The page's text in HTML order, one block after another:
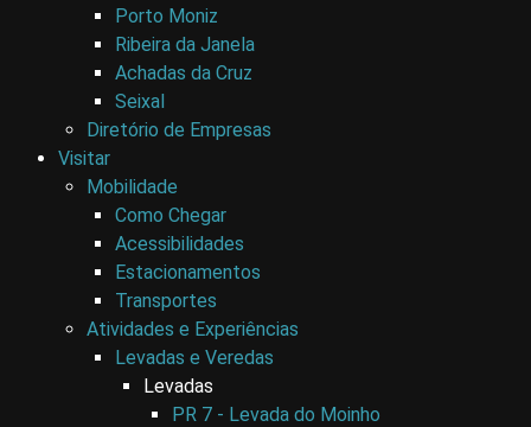
Porto Moniz
Ribeira da Janela
Achadas da Cruz
Seixal
Diretório de Empresas
Visitar
Mobilidade
Como Chegar
Acessibilidades
Estacionamentos
Transportes
Atividades e Experiências
Levadas e Veredas
Levadas
PR 7 - Levada do Moinho